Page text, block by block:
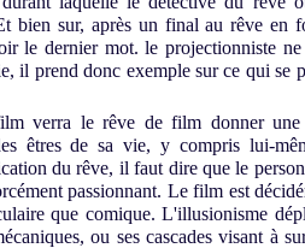
bien sur, après un final au rêve en
le dernier mot. le projectionniste ne
il prend donc exemple sur ce qui se
verra le rêve de film donner une
êtres de sa vie, y compris lui-
du rêve, il faut dire que le
passionnant. Le film est
que comique. L'illusionisme
ou ses cascades visant à